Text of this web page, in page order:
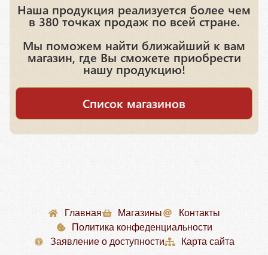
Наша продукция реализуется более чем
в 380 точках продаж по всей стране.
Мы поможем найти ближайший к вам
магазин, где Вы сможете приобрести
нашу продукцию!
Список магазинов
Главная Магазины
Контакты
Политика конфеденциальности
Заявление о доступности
Карта сайта